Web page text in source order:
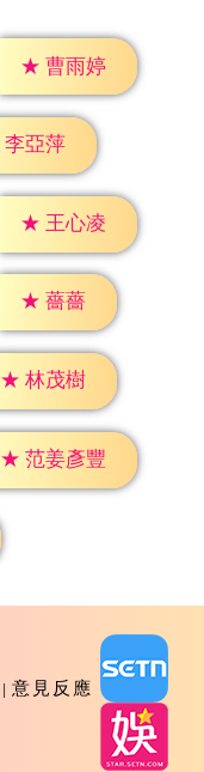
★ 曹雨婷
李亞萍
★ 王心凌
★ 薔薔
★ 林茂樹
★ 范姜彥豐
意見反應